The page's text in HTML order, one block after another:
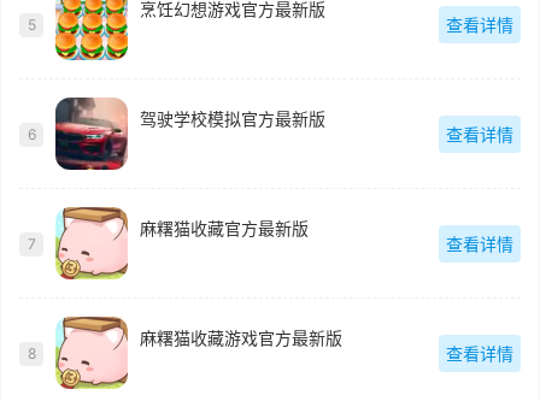
5
烹饪幻想游戏官方最新版
查看详情
6
驾驶学校模拟官方最新版
查看详情
7
麻糬猫收藏官方最新版
查看详情
8
麻糬猫收藏游戏官方最新版
查看详情